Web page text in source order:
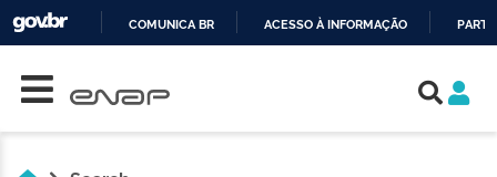
COMUNICA BR ACESSO À INFORMAÇÃO